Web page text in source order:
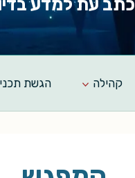
כתב עת למדע
קהילה הגשת